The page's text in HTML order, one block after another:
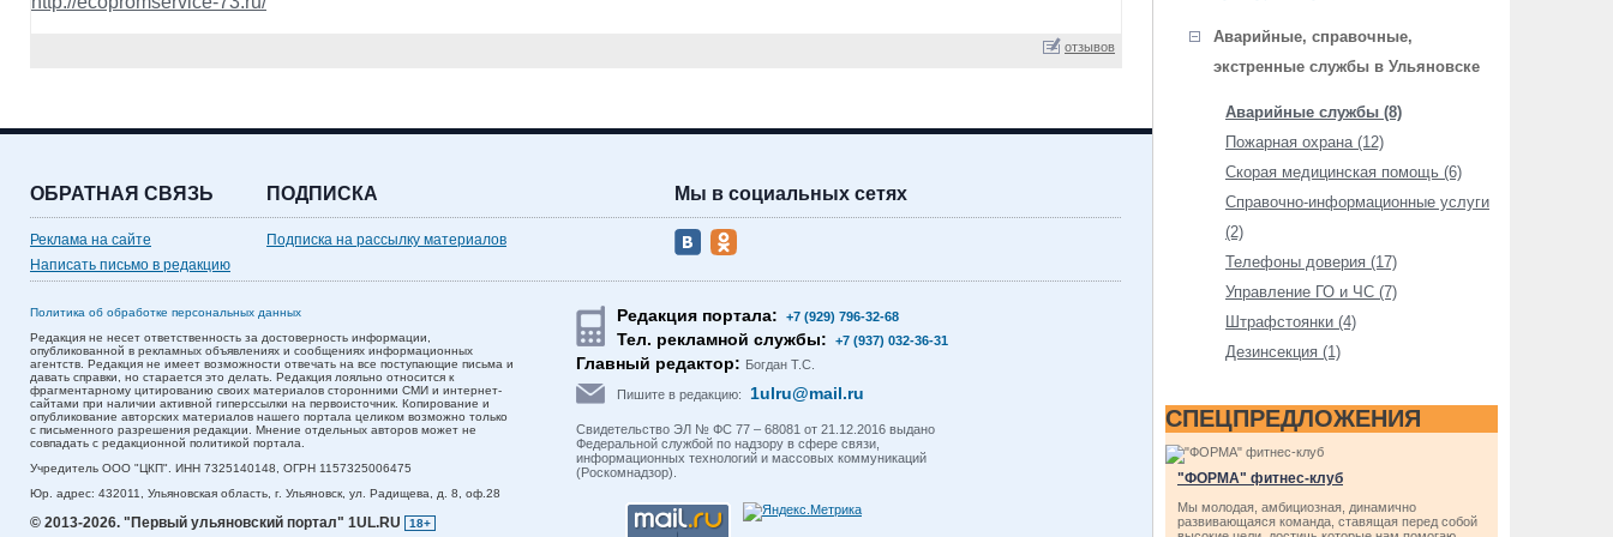
отзывов
ОБРАТНАЯ СВЯЗЬ
Реклама на сайте
Написать письмо в редакцию
ПОДПИСКА
Подписка на рассылку материалов
Мы в социальных сетях
Политика об обработке персональных данных
Редакция не несет ответственность за достоверность информации,
опубликованной в рекламных объявлениях и сообщениях информационных
агентств. Редакция не имеет возможности отвечать на все поступающие письма и
давать справки, но старается это делать. Редакция лояльно относится к
фрагментарному цитированию своих материалов сторонними СМИ и интернет-
сайтами при наличии активной гиперссылки на первоисточник. Копирование и
опубликование авторских материалов нашего портала целиком возможно только
с письменного разрешения редакции. Мнение отдельных авторов может не
совпадать с редакционной политикой портала.
Учредитель ООО "ЦКП". ИНН 7325140148, ОГРН 1157325006475
Юр. адрес: 432011, Ульяновская область, г. Ульяновск, ул. Радищева, д. 8, оф.28
© 2013-2026. "Первый ульяновский портал" 1UL.RU 18+
Редакция портала: +7 (929) 796-32-68
Тел. рекламной службы: +7 (937) 032-36-31
Главный редактор: Богдан Т.С.
Пишите в редакцию: 1ulru@mail.ru
Свидетельство ЭЛ № ФС 77 – 68081 от 21.12.2016 выдано
Федеральной службой по надзору в сфере связи,
информационных технологий и массовых коммуникаций
(Роскомнадзор).
Аварийные, справочные,
экстренные службы в Ульяновске
Аварийные службы (8)
Пожарная охрана (12)
Скорая медицинская помощь (6)
Справочно-информационные услуги
(2)
Телефоны доверия (17)
Управление ГО и ЧС (7)
Штрафстоянки (4)
Дезинсекция (1)
СПЕЦПРЕДЛОЖЕНИЯ
"ФОРМА" фитнес-клуб
Мы молодая, амбициозная, динамично
развивающаяся команда, ставящая перед собой